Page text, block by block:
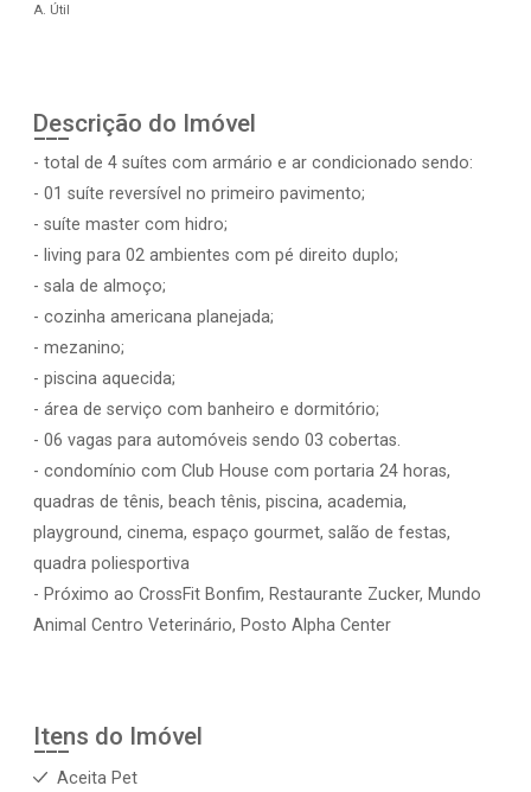
A. Útil
Descrição do Imóvel
- total de 4 suítes com armário e ar condicionado sendo:
- 01 suíte reversível no primeiro pavimento;
- suíte master com hidro;
- living para 02 ambientes com pé direito duplo;
- sala de almoço;
- cozinha americana planejada;
- mezanino;
- piscina aquecida;
- área de serviço com banheiro e dormitório;
- 06 vagas para automóveis sendo 03 cobertas.
- condomínio com Club House com portaria 24 horas,
quadras de tênis, beach tênis, piscina, academia,
playground, cinema, espaço gourmet, salão de festas,
quadra poliesportiva
- Próximo ao CrossFit Bonfim, Restaurante Zucker, Mundo
Animal Centro Veterinário, Posto Alpha Center
Itens do Imóvel
Aceita Pet